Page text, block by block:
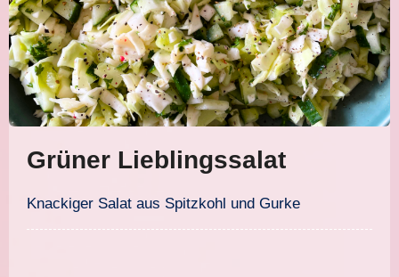
Grüner Lieblingssalat
Knackiger Salat aus Spitzkohl und Gurke